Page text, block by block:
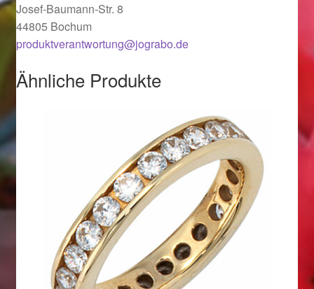
Valentinstag 2016
Valentinstag Geschenke
Vertrag widerrufen
Weihnachtsangebote 2015
Weihnachtsangebote 2016
Weihnachtsangebote 2017
Josef-Baumann-Str. 8
44805 Bochum
produktverantwortung@jograbo.de
Ähnliche Produkte